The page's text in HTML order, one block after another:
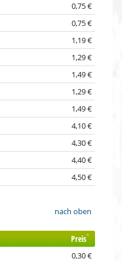
0,75 €
0,75 €
1,19 €
1,29 €
1,49 €
1,29 €
1,49 €
4,10 €
4,30 €
4,40 €
4,50 €
nach oben
Preis*
0,30 €